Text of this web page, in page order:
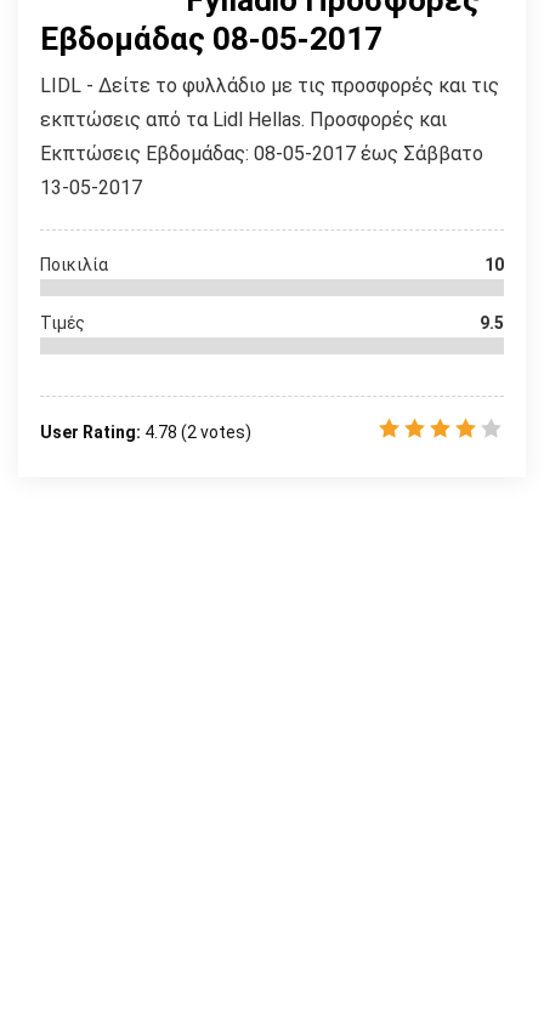
Εβδομάδας 08-05-2017
LIDL - Δείτε το φυλλάδιο με τις προσφορές και τις
εκπτώσεις από τα Lidl Hellas. Προσφορές και
Εκπτώσεις Εβδομάδας: 08-05-2017 έως Σάββατο
13-05-2017
Ποικιλία 10
Τιμές 9.5
User Rating: 4.78 (2votes)